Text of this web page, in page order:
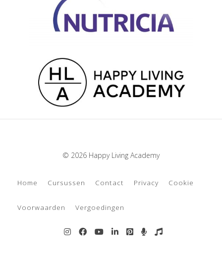
© 2026 Happy Living Academy
Home Cursussen Contact Privacy Cookie
Voorwaarden Vergoedingen